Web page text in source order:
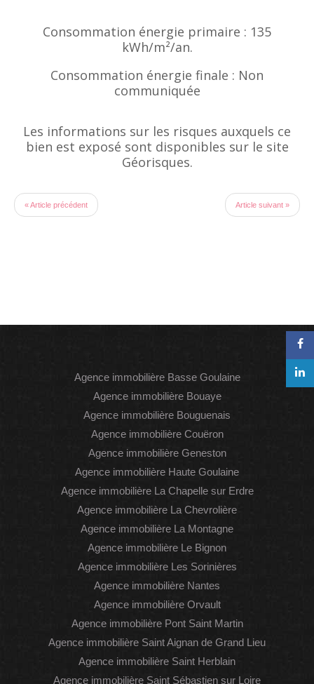
Consommation énergie primaire : 135
kWh/m²/an.
Consommation énergie finale : Non
communiquée
Les informations sur les risques auxquels ce
bien est exposé sont disponibles sur le site
Géorisques.
« Article précédent Article suivant »
Agence immobilière Basse Goulaine
Agence immobilière Bouaye
Agence immobilière Bouguenais
Agence immobilière Couëron
Agence immobilière Geneston
Agence immobilière Haute Goulaine
Agence immobilière La Chapelle sur Erdre
Agence immobilière La Chevrolière
Agence immobilière La Montagne
Agence immobilière Le Bignon
Agence immobilière Les Sorinières
Agence immobilière Nantes
Agence immobilière Orvault
Agence immobilière Pont Saint Martin
Agence immobilière Saint Aignan de Grand Lieu
Agence immobilière Saint Herblain
Agence immobilière Saint Sébastien sur Loire